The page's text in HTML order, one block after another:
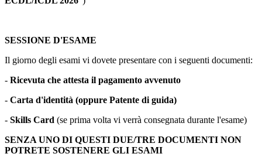
SESSIONE D'ESAME
Il giorno degli esami vi dovete presentare con i seguenti documenti:
- Ricevuta che attesta il pagamento avvenuto
- Carta d'identità (oppure Patente di guida)
- Skills Card (se prima volta vi verrà consegnata durante l'esame)
SENZA UNO DI QUESTI DUE/TRE DOCUMENTI NON
POTRETE SOSTENERE GLI ESAMI